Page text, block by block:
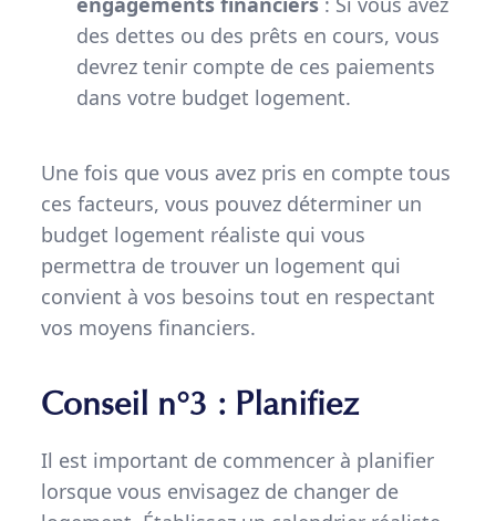
des dettes ou des prêts en cours, vous
devrez tenir compte de ces paiements
dans votre budget logement.
Une fois que vous avez pris en compte tous
ces facteurs, vous pouvez déterminer un
budget logement réaliste qui vous
permettra de trouver un logement qui
convient à vos besoins tout en respectant
vos moyens financiers.
Conseil n°3 : Planifiez
Il est important de commencer à planifier
lorsque vous envisagez de changer de